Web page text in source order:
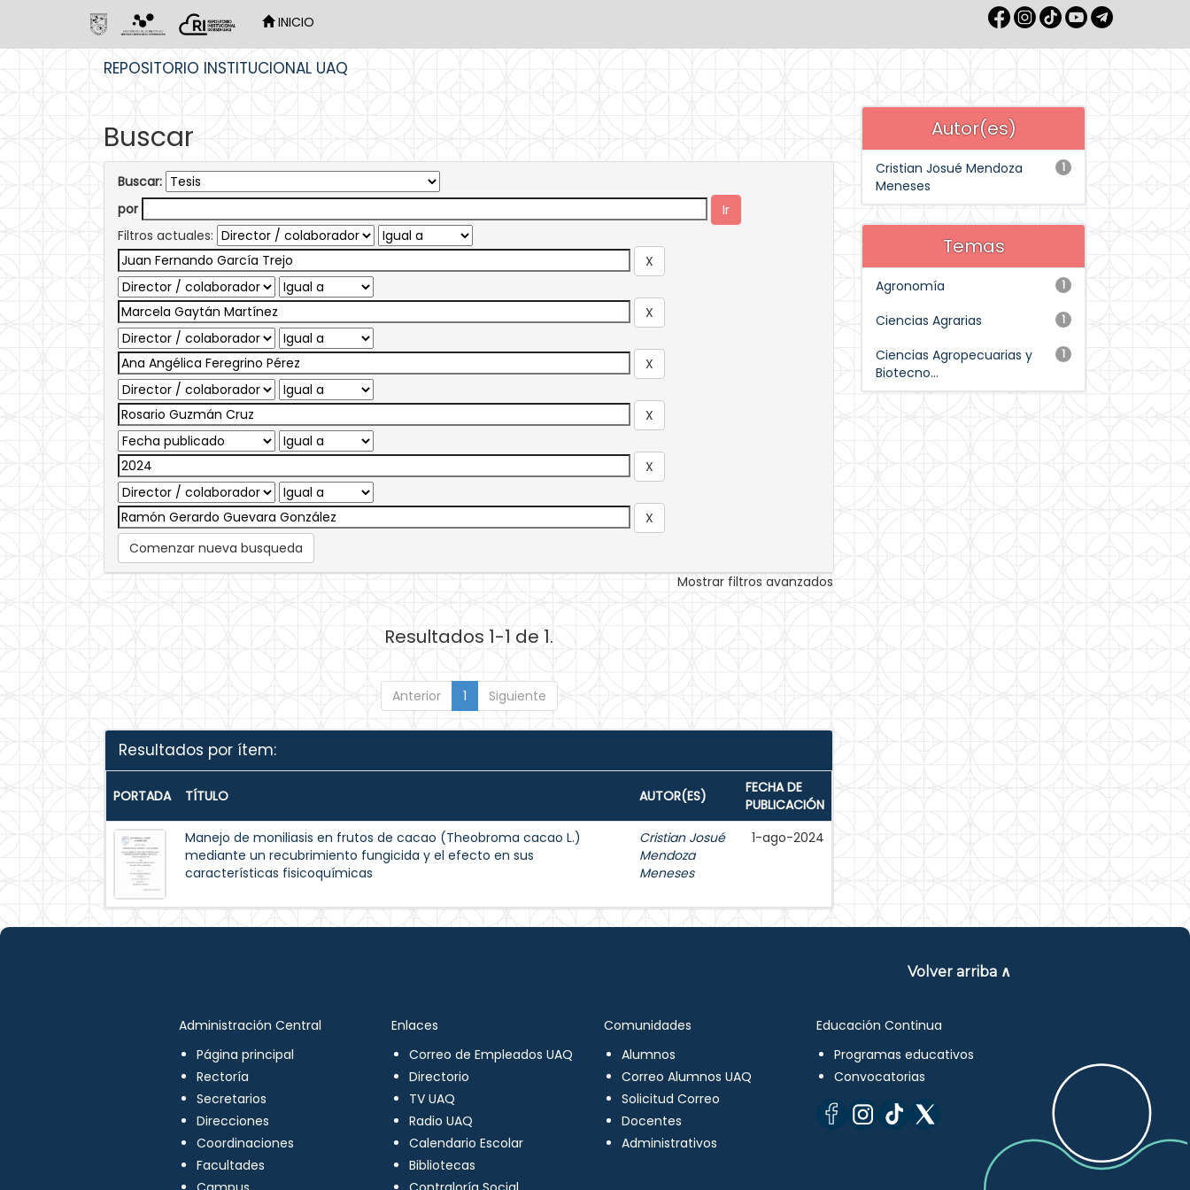
INICIO
REPOSITORIO INSTITUCIONAL UAQ
Buscar
Buscar:
por
Filtros actuales:
Comenzar nueva busqueda
Mostrar filtros avanzados
Resultados 1-1 de 1.
Anterior 1 Siguiente
Resultados por ítem:
PORTADA TÍTULO AUTOR(ES)
FECHA DE
PUBLICACIÓN
Manejo de moniliasis en frutos de cacao (Theobroma cacao L.)
mediante un recubrimiento fungicida y el efecto en sus
características fisicoquímicas
Cristian Josué
Mendoza
Meneses
1-ago-2024
Autor(es)
1
Cristian Josué Mendoza
Meneses
Temas
1
Agronomía
1
Ciencias Agrarias
1
Ciencias Agropecuarias y
Biotecno...
Volver arriba ∧
Administración Central
Página principal
Rectoría
Secretarios
Direcciones
Coordinaciones
Facultades
Enlaces
Correo de Empleados UAQ
Directorio
TV UAQ
Radio UAQ
Calendario Escolar
Bibliotecas
Comunidades
Alumnos
Correo Alumnos UAQ
Solicitud Correo
Docentes
Administrativos
Educación Continua
Programas educativos
Convocatorias